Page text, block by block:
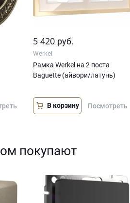
5 420 руб.
Werkel
Рамка Werkel на 2 поста
Baguette (айвори/латунь)
В корзину Посмотреть
покупают